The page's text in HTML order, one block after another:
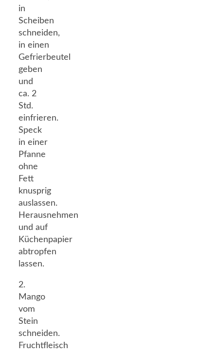
in
Scheiben
schneiden,
in einen
Gefrierbeutel
geben
und
ca. 2
Std.
einfrieren.
Speck
in einer
Pfanne
ohne
Fett
knusprig
auslassen.
Herausnehmen
und auf
Küchenpapier
abtropfen
lassen.
2.
Mango
vom
Stein
schneiden.
Fruchtfleisch